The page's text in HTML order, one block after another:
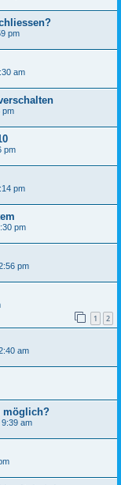
pm
am
pm
pm
pm
pm
pm
1 2
am
möglich?
am